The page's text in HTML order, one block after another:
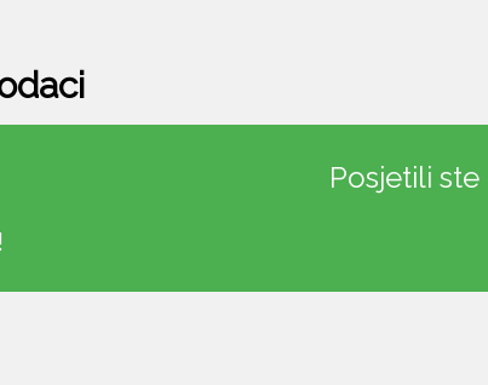
Posjetili ste